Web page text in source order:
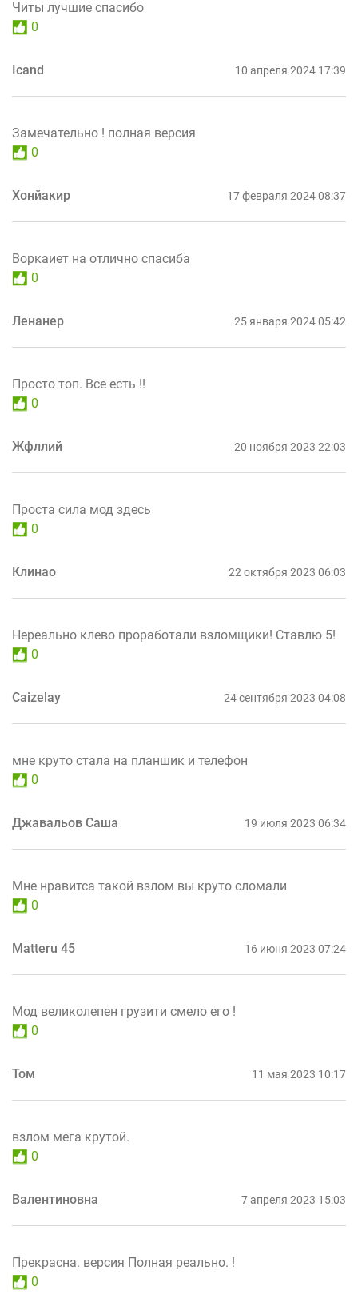
Читы лучшие спасибо
0
Icand 10 апреля 2024 17:39
Замечательно ! полная версия
0
Хонйакир 17 февраля 2024 08:37
Воркаиет на отлично спасиба
0
Ленанер 25 января 2024 05:42
Просто топ. Все есть !!
0
Жфллий 20 ноября 2023 22:03
Проста сила мод здесь
0
Клинао 22 октября 2023 06:03
Нереально клево проработали взломщики! Ставлю 5!
0
Caizelay 24 сентября 2023 04:08
мне круто стала на планшик и телефон
0
Джавальов Саша 19 июля 2023 06:34
Мне нравитса такой взлом вы круто сломали
0
Matteru 45 16 июня 2023 07:24
Мод великолепен грузити смело его !
0
Том 11 мая 2023 10:17
взлом мега крутой.
0
Валентиновна 7 апреля 2023 15:03
Прекрасна. версия Полная реально. !
0